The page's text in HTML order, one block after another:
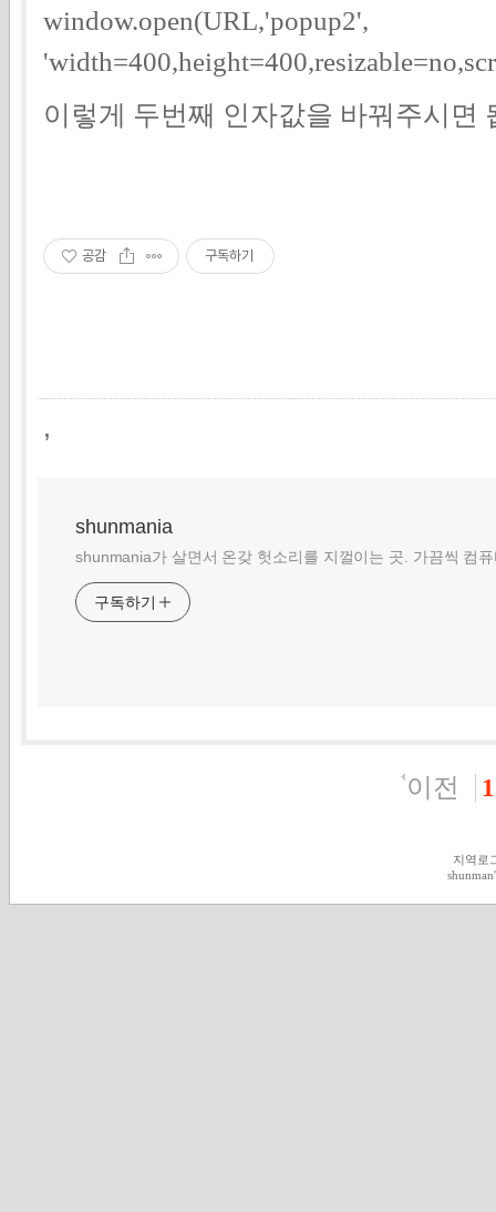
window.open(URL,'popup2',
이렇게 두번째 인자값을 바꿔주시면
공감 구독하기
,
shunmania
shunmania가 살면서 온갖 헛소리를 지껄이는 곳. 가끔씩 컴
구독하기
이전 1
지역로
shunman